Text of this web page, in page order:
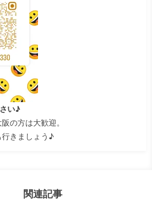
い♪
の方は大歓迎。
きましょう♪
関連記事